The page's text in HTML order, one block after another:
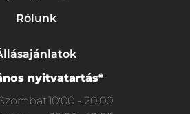
Rólunk
nyitvatartás*
10:00 - 20:00